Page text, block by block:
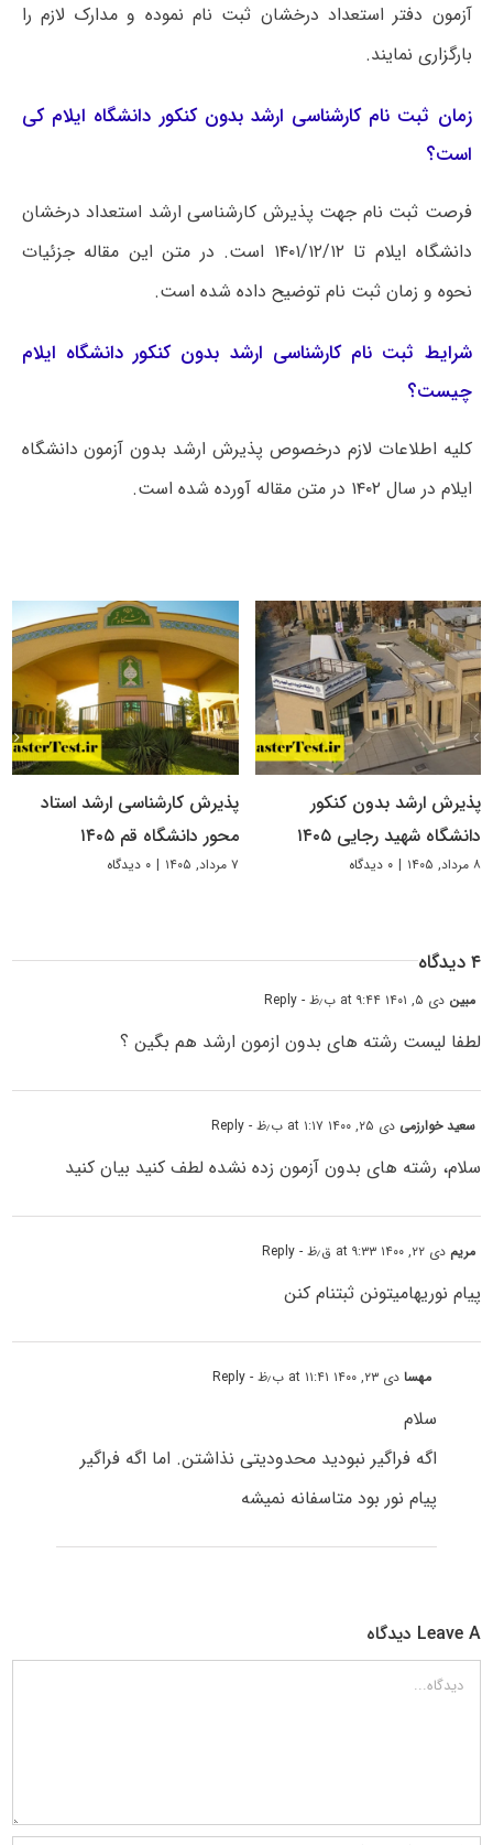
آزمون دفتر استعداد درخشان ثبت نام نموده و مدارک لازم را
بارگزاری نمایند.
زمان ثبت نام کارشناسی ارشد بدون کنکور دانشگاه ایلام کی
است؟
فرصت ثبت نام جهت پذیرش کارشناسی ارشد استعداد درخشان
دانشگاه ایلام تا ۱۴۰۱/۱۲/۱۲ است. در متن این مقاله جزئیات
نحوه و زمان ثبت نام توضیح داده شده است.
شرایط ثبت نام کارشناسی ارشد بدون کنکور دانشگاه ایلام
چیست؟
کلیه اطلاعات لازم درخصوص پذیرش ارشد بدون آزمون دانشگاه
ایلام در سال ۱۴۰۲ در متن مقاله آورده شده است.
پذیرش ارشد بدون کنکور
دانشگاه شهید رجایی ۱۴۰۵
۸ مرداد, ۱۴۰۵ | ۰ دیدگاه
پذیرش کارشناسی ارشد استاد
محور دانشگاه قم ۱۴۰۵
۷ مرداد, ۱۴۰۵ | ۰ دیدگاه
۴ دیدگاه
مبین دی ۵, ۱۴۰۱ at ۹:۴۴ ب٫ظ - Reply
لطفا لیست رشته های بدون ازمون ارشد هم بگین ؟
سعید خوارزمی دی ۲۵, ۱۴۰۰ at ۱:۱۷ ب٫ظ - Reply
سلام، رشته های بدون آزمون زده نشده لطف کنید بیان کنید
مریم دی ۲۲, ۱۴۰۰ at ۹:۳۳ ق٫ظ - Reply
پیام نوریهامیتونن ثبتنام کنن
مهسادی ۲۳, ۱۴۰۰ at ۱۱:۴۱ ب٫ظ - Reply
سلام
اگه فراگیر نبودید محدودیتی نذاشتن. اما اگه فراگیر
پیام نور بود متاسفانه نمیشه
Leave A دیدگاه
دیدگاه